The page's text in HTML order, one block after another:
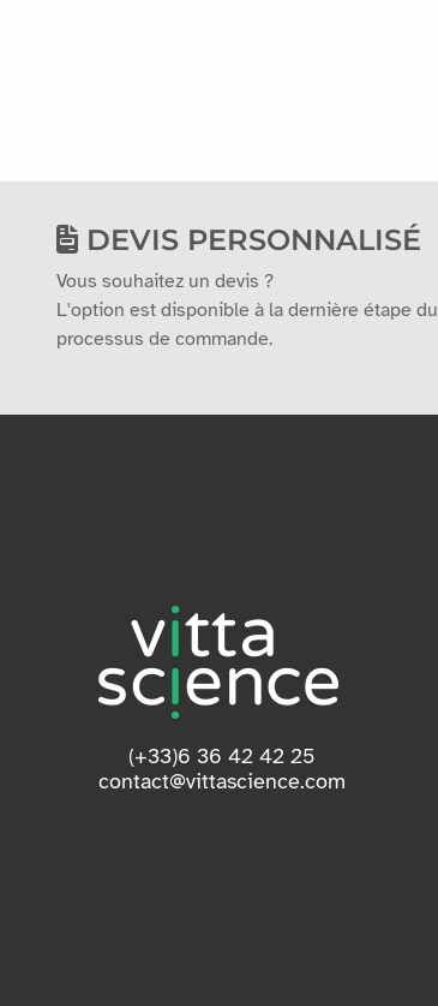
DEVIS PERSONNALISÉ
Vous souhaitez un devis ?
L'option est disponible à la dernière étape du
processus de commande.
(+33)6 36 42 42 25
contact@vittascience.com